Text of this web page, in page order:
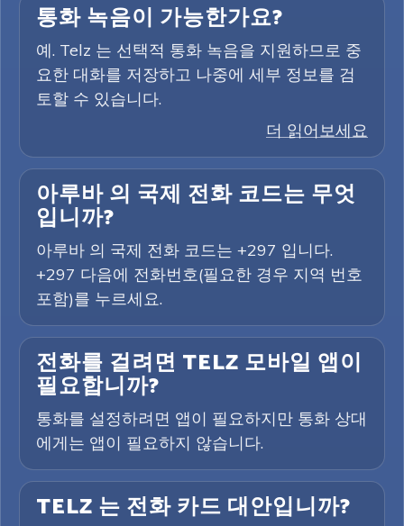
통화 녹음이 가능한가요?
예. Telz 는 선택적 통화 녹음을 지원하므로 중
요한 대화를 저장하고 나중에 세부 정보를 검
토할 수 있습니다.
더 읽어보세요
아루바 의 국제 전화 코드는 무엇
입니까?
아루바 의 국제 전화 코드는 +297 입니다.
+297 다음에 전화번호(필요한 경우 지역 번호
포함)를 누르세요.
전화를 걸려면 TELZ 모바일 앱이
필요합니까?
통화를 설정하려면 앱이 필요하지만 통화 상대
에게는 앱이 필요하지 않습니다.
TELZ 는 전화 카드 대안입니까?